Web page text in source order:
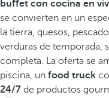
buffet con cocina en
se convierten en un
la tierra, quesos,
verduras de temporada,
completa. La oferta se
piscina, un food truck
24/7 de productos